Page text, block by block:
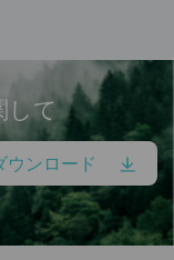
して
ンロード